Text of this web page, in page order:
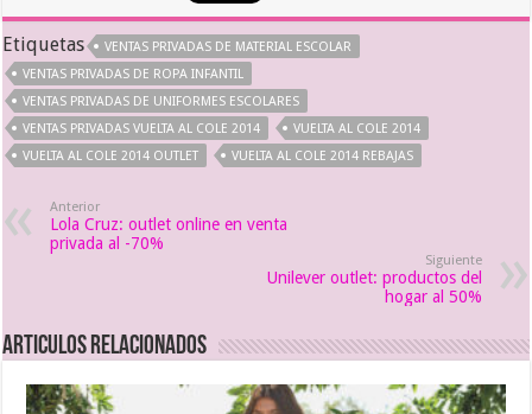
Etiquetas
VENTAS PRIVADAS DE MATERIAL ESCOLAR
VENTAS PRIVADAS DE ROPA INFANTIL
VENTAS PRIVADAS DE UNIFORMES ESCOLARES
VENTAS PRIVADAS VUELTA AL COLE 2014
VUELTA AL COLE 2014
VUELTA AL COLE 2014 OUTLET
VUELTA AL COLE 2014 REBAJAS
Anterior
Lola Cruz: outlet online en venta
privada al -70%
Siguiente
Unilever outlet: productos del
hogar al 50%
Articulos relacionados